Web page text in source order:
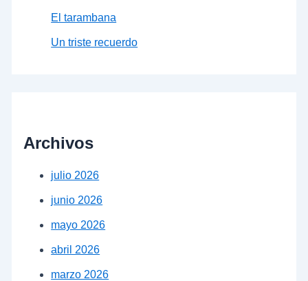
El tarambana
Un triste recuerdo
Archivos
julio 2026
junio 2026
mayo 2026
abril 2026
marzo 2026